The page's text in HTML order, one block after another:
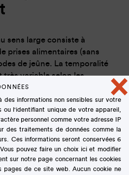
sens large consiste à
prises alimentaires (sans
de jeûne. La temporalité
très variable selon les
succéder à l’échelle de la
par exemple, régime
5:2 dietdans les pays
jours (1 jour / 1 jour,
eat
de 6 à 10 h dans la
pendant 14 à 18 h, régime
feeding ).
×
des informations non sensibles sur votre
ou l'identifiant unique de votre appareil,
personnel comme votre adresse IP
des traitements de données comme la
Ces informations seront conservées 6
pouvez faire un choix ici et modifier
sur notre page concernant les cookies
pages de ce site web. Aucun cookie ne